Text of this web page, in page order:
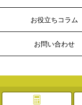
お役立ちコラム
お問い合わせ
© 2003-